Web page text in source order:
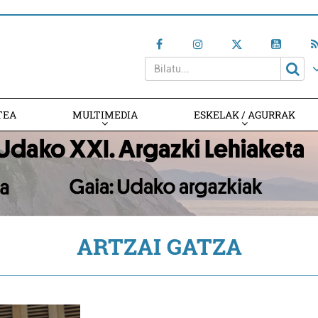
MULTIMEDIA ESKELAK / AGURRAK
ARTZAI GATZA